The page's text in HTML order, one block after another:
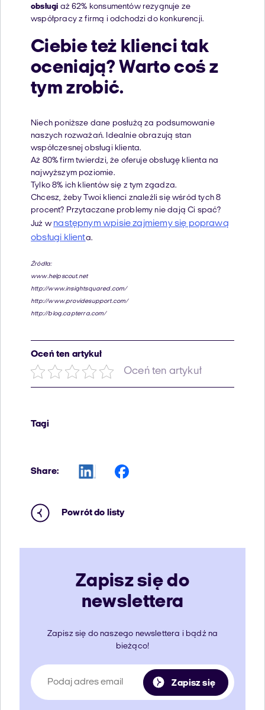
obsługi aż 62% konsumentów rezygnuje ze
współpracy z firmą i odchodzi do konkurencji.
Ciebie też klienci tak
oceniają? Warto coś z
tym zrobić.
Niech poniższe dane posłużą za podsumowanie
naszych rozważań. Idealnie obrazują stan
współczesnej obsługi klienta.
Aż 80% firm twierdzi, że oferuje obsługę klienta na
najwyższym poziomie.
Tylko 8% ich klientów się z tym zgadza.
Chcesz, żeby Twoi klienci znaleźli się wśród tych 8
procent? Przytaczane problemy nie dają Ci spać?
Już w następnym wpisie zajmiemy się poprawą
obsługi klienta.
Źródła:
www.helpscout.net
http://www.insightsquared.com/
http://www.providesupport.com/
http://blog.capterra.com/
Oceń ten artykuł
Oceń ten artykuł
Tagi
Powrót do listy
Share:
Zapisz się do
newslettera
Zapisz się do naszego newslettera i bądź na
bieżąco!
Zapisz się